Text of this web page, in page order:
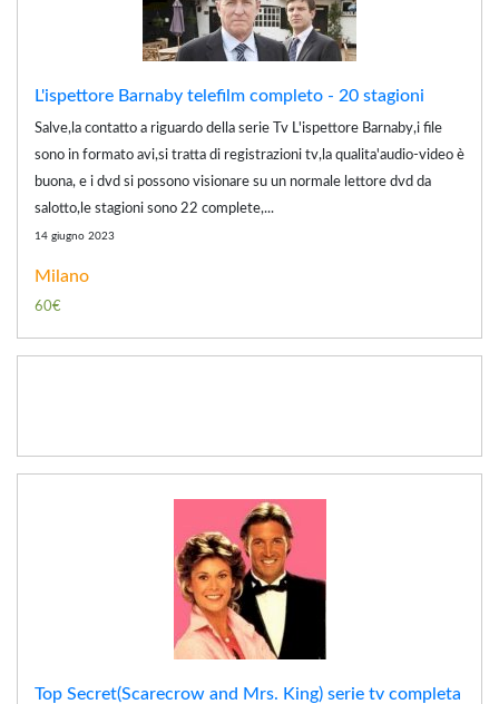
L'ispettore Barnaby telefilm completo - 20 stagioni
Salve,la contatto a riguardo della serie Tv L'ispettore Barnaby,i file
sono in formato avi,si tratta di registrazioni tv,la qualita'audio-video è
buona, e i dvd si possono visionare su un normale lettore dvd da
salotto,le stagioni sono 22 complete,...
14 giugno 2023
Milano
60€
Top Secret(Scarecrow and Mrs. King) serie tv completa